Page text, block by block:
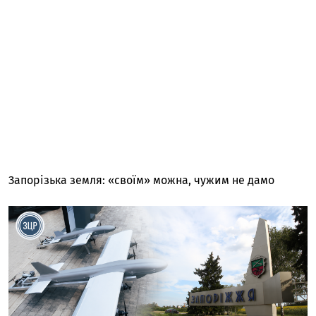
Запорізька земля: «своїм» можна, чужим не дамо